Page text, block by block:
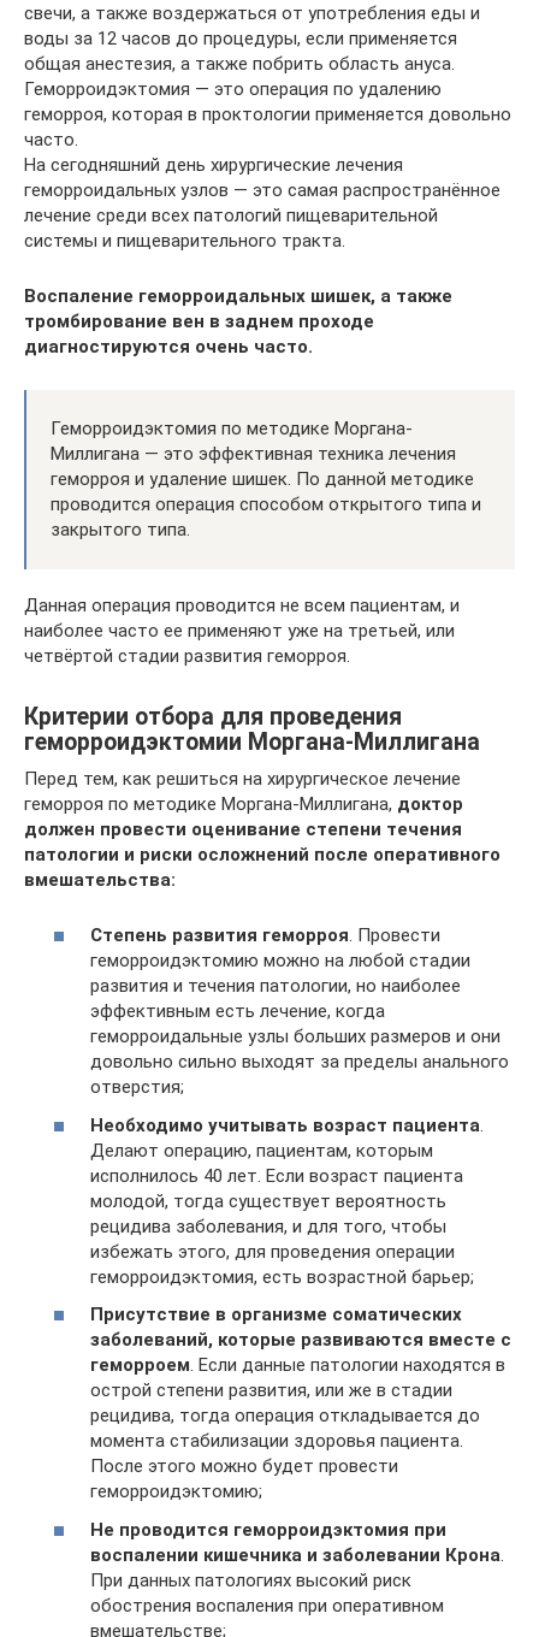
свечи, а также воздержаться от употребления еды и
воды за 12 часов до процедуры, если применяется
общая анестезия, а также побрить область ануса.
Геморроидэктомия — это операция по удалению
геморроя, которая в проктологии применяется довольно
часто.
На сегодняшний день хирургические лечения
геморроидальных узлов — это самая распространённое
лечение среди всех патологий пищеварительной
системы и пищеварительного тракта.
Воспаление геморроидальных шишек, а также
тромбирование вен в заднем проходе
диагностируются очень часто.
Геморроидэктомия по методике Моргана-
Миллигана — это эффективная техника лечения
геморроя и удаление шишек. По данной методике
проводится операция способом открытого типа и
закрытого типа.
Данная операция проводится не всем пациентам, и
наиболее часто ее применяют уже на третьей, или
четвёртой стадии развития геморроя.
Критерии отбора для проведения
геморроидэктомии Моргана-Миллигана
Перед тем, как решиться на хирургическое лечение
геморроя по методике Моргана-Миллигана, доктор
должен провести оценивание степени течения
патологии и риски осложнений после оперативного
вмешательства:
Степень развития геморроя. Провести
геморроидэктомию можно на любой стадии
развития и течения патологии, но наиболее
эффективным есть лечение, когда
геморроидальные узлы больших размеров и они
довольно сильно выходят за пределы анального
отверстия;
Необходимо учитывать возраст пациента
Делают операцию, пациентам, которым
исполнилось 40 лет. Если возраст пациента
молодой, тогда существует вероятность
рецидива заболевания, и для того, чтобы
избежать этого, для проведения операции
геморроидэктомия, есть возрастной барьер;
Присутствие в организме соматических
заболеваний, которые развиваются вместе с
геморроем. Если данные патологии находятся в
острой степени развития, или же в стадии
рецидива, тогда операция откладывается до
момента стабилизации здоровья пациента.
После этого можно будет провести
геморроидэктомию;
Не проводится геморроидэктомия при
воспалении кишечника и заболевании Крона
При данных патологиях высокий риск
обострения воспаления при оперативном
вмешательстве;